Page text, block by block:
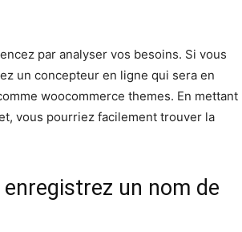
par analyser vos besoins. Si vous
un concepteur en ligne qui sera en
woocommerce themes. En mettant
vous pourriez facilement trouver la
un nom de